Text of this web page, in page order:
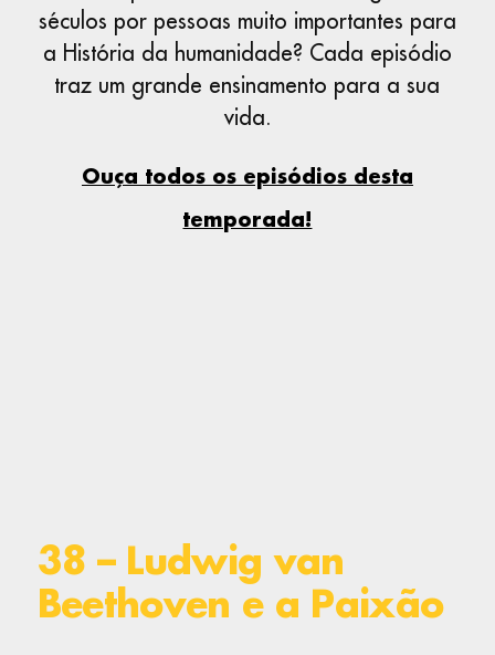
séculos por pessoas muito importantes para
a História da humanidade? Cada episódio
traz um grande ensinamento para a sua
vida.
Ouça todos os episódios desta
temporada!
38 – Ludwig van
Beethoven e a Paixão